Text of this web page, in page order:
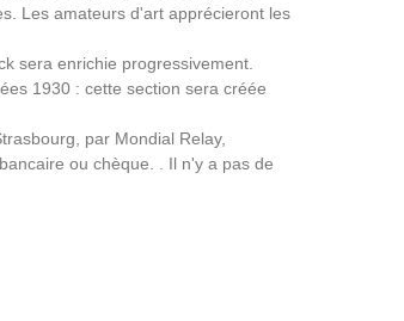
Les amateurs d'art apprécieront les
sera enrichie progressivement.
1930 : cette section sera créée
par Mondial Relay,
ou chèque. . Il n'y a pas de